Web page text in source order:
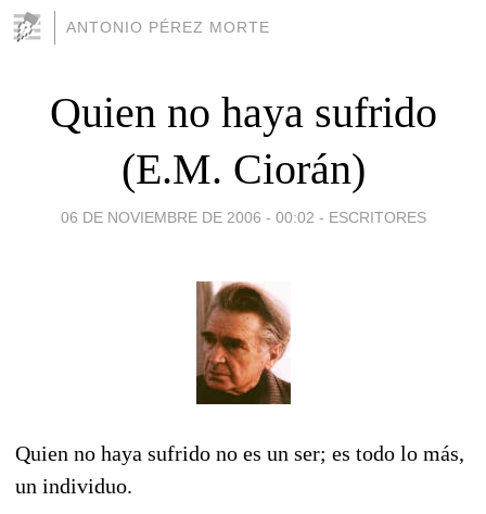
ANTONIO PÉREZ MORTE
Quien no haya sufrido
(E.M. Ciorán)
06 DE NOVIEMBRE DE 2006 - 00:02 - ESCRITORES
Quien no haya sufrido no es un ser; es todo lo más,
un individuo.